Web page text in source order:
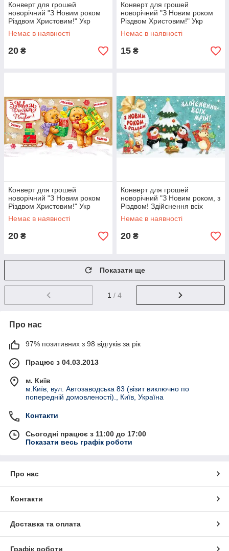
Конверт для грошей
новорічний "З Новим роком
Різдвом Христовим!" Укр
Немає в наявності
20 ₴
Конверт для грошей
новорічний "З Новим роком
Різдвом Христовим!" Укр
Немає в наявності
15 ₴
Конверт для грошей
новорічний "З Новим роком
Різдвом Христовим!" Укр
Немає в наявності
20 ₴
Конверт для грошей
новорічний "З Новим роком, з
Різдвом! Здійснення всіх
мрій!" Укр
Немає в наявності
20 ₴
Показати ще
1 / 4
Про нас
97% позитивних з 98 відгуків за рік
Працює з 04.03.2013
м. Київ
м.Київ, вул. Автозаводська 83 (візит виключно по
попередній домовленості)., Київ, Україна
Контакти
Сьогодні працює з 11:00 до 17:00
Показати весь графік роботи
Про нас
Контакти
Доставка та оплата
Графік роботи